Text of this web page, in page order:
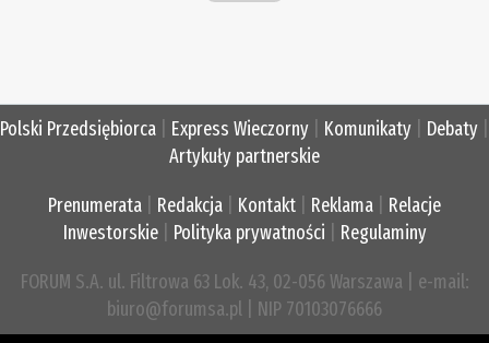
Polski Przedsiębiorca Express Wieczorny Komunikaty Debaty
Artykuły partnerskie
Prenumerata Redakcja Kontakt Reklama
Relacje
Inwestorskie| Polityka prywatności Regulaminy
FORUM S.A. ul. Filtrowa 63 Lok. 43, 02-056 Warszawa | e-mail:
biuro@forumsa.pl | NIP 70103076666